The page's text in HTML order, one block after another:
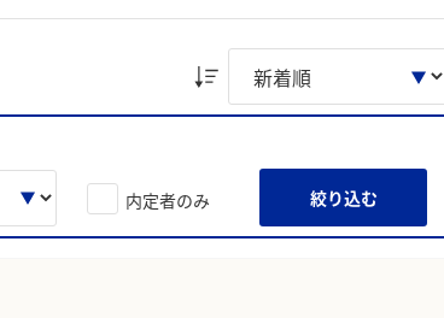
みんな
内定者のみ 絞り込む